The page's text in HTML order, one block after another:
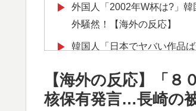
▶
外国人「2002年W杯は?」
外騒然！【海外の反応】
▶ 韓国人「日本でヤバい作品
▶ 海外「先進国で日本だけパ
▶ 韓国人「世界で最も有名な
【海外の反応】「
核保有発言…長崎の